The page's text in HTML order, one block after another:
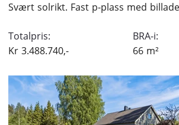
Svært solrikt. Fast p-plass med
Totalpris:
Kr 3.488.740,-
BRA-i:
66 m²